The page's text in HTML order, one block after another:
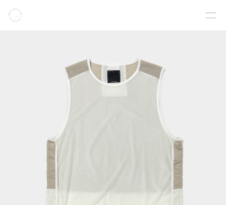
COLLECTION
PRODUCT
GALLERY
ONLINE STORE
STORELIST
ABOUT